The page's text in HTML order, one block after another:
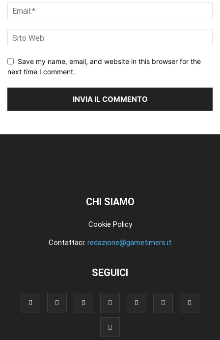
Save my name, email, and website in this browser for the
next time I comment.
CHI SIAMO
Cookie Policy
Contattaci: redazione@gametimers.it
SEGUICI